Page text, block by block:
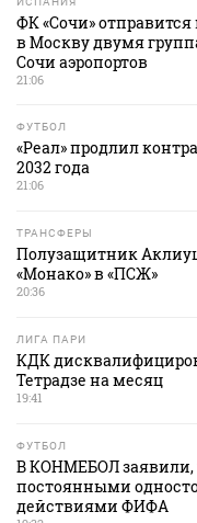
ФК «Сочи»
в Москву двумя
Сочи аэропортов
21:06
ФУТБОЛ
«Реал» продлил
2032 года
21:06
ТРАНСФЕРЫ
Полузащитник
«Монако» в «ПСЖ»
20:36
ЛИГА ПАРИ
КДК
Тетрадзе на месяц
19:41
ФУТБОЛ
В КОНМЕБОЛ заявили,
постоянными
действиями ФИФА